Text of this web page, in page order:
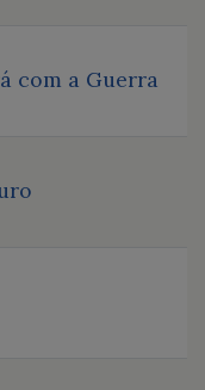
com a Guerra